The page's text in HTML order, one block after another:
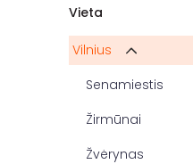
SPA procedūros
Vieta
Vilnius
Senamiestis
Žirmūnai
Žvėrynas